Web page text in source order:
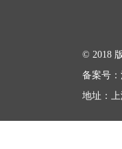
© 2018
备案号：
地址：